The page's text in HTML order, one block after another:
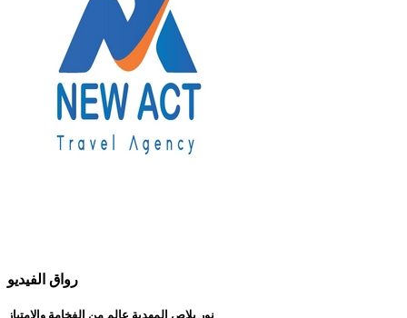
رواق الفيديو
نور بلاص المهدية عالم من الفخامة والإمتياز